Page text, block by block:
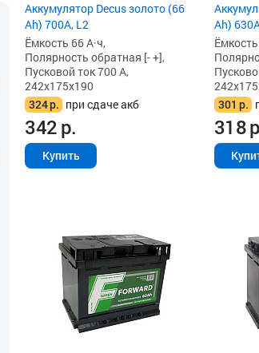
Аккумулятор Decus золото (66
Ah) 700A, L2
Ёмкость 66 А·ч,
Полярность обратная [- +],
Пусковой ток 700 А,
242x175x190
324р. при сдаче акб
342р.
Купить
Ah)
301 р.
318